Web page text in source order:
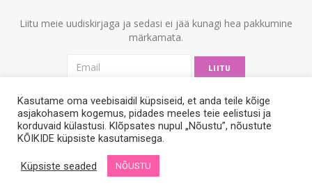
Liitu meie uudiskirjaga ja sedasi ei jää kunagi hea pakkumine
märkamata.
LIITU
© 2012-2024. Kõik õigused kaitstud. Veebimeister
Kasutame oma veebisaidil küpsiseid, et anda teile kõige
asjakohasem kogemus, pidades meeles teie eelistusi ja
korduvaid külastusi. Klõpsates nupul „Nõustu”, nõustute
KÕIKIDE küpsiste kasutamisega.
Küpsiste seaded NÕUSTU